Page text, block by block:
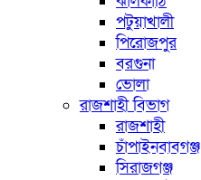
পটুয়াখালী
পিরোজপুর
বরগুনা
ভোলা
রাজশাহী বিভাগ
রাজশাহী
চাঁপাইনবাবগঞ্জ
সিরাজগঞ্জ